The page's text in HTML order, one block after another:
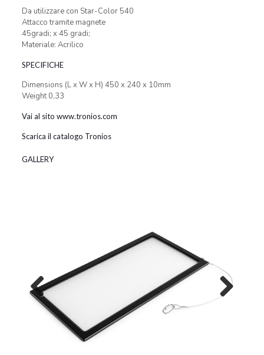
Da utilizzare con Star-Color 540
Attacco tramite magnete
45gradi; x 45 gradi;
Materiale: Acrilico
SPECIFICHE
Dimensions (L x W x H) 450 x 240 x 10mm
Weight 0,33
Vai al sito www.tronios.com
Scarica il catalogo Tronios
GALLERY
Previous